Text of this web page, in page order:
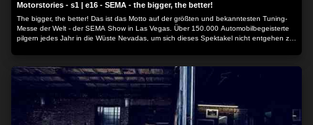
"Datenschutz" klicken.
Motorstories - s1 | e16 - SEMA - the bigger, the better!
The bigger, the better! Das ist das Motto auf der größten und bekanntesten Tuning-
Messe der Welt - der SEMA Show in Las Vegas. Über 150.000 Automobilbegeisterte
pilgern jedes Jahr in die Wüste Nevadas, um sich dieses Spektakel nicht entgehen zu
Hattenhauer macht sie sich auf die Suchen nach den verrücktesten Trends. Dirk kennt
sich auf der SEMA bestens aus und hat jede Menge Promis aus der Szene an der
Hand, wie den berühmten Customizer John D¿Agostino oder Drift-Star Ken Block.